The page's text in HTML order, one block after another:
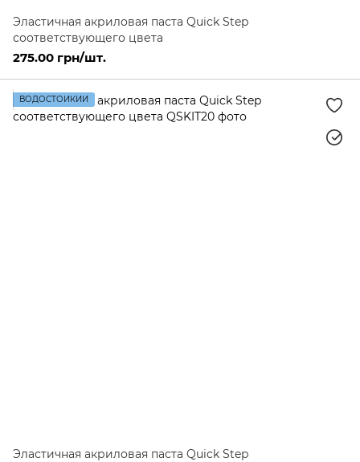
Эластичная акриловая паста Quick Step
соответствующего цвета
275.00 грн/шт.
ВОДОСТОЙКИЙ
Эластичная акриловая паста Quick Step